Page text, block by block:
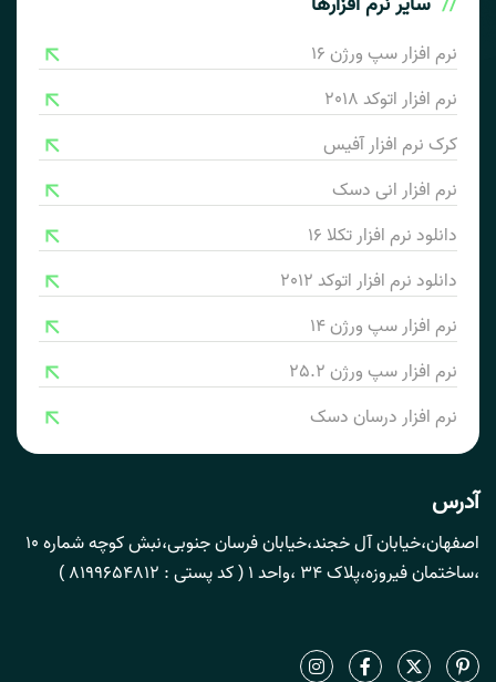
نرم افزار سپ ورژن 16
نرم افزار اتوکد 2018
کرک نرم افزار آفیس
نرم افزار انی دسک
دانلود نرم افزار تکلا 16
دانلود نرم افزار اتوکد 2012
نرم افزار سپ ورژن 14
نرم افزار سپ ورژن 25.2
نرم افزار درسان دسک
آدرس
اصفهان،خیابان آل خجند،خیابان فرسان جنوبی،نبش کوچه شماره 10
،ساختمان فیروزه،پلاک 34 ،واحد 1 ( کد پستی : 8199654812 )